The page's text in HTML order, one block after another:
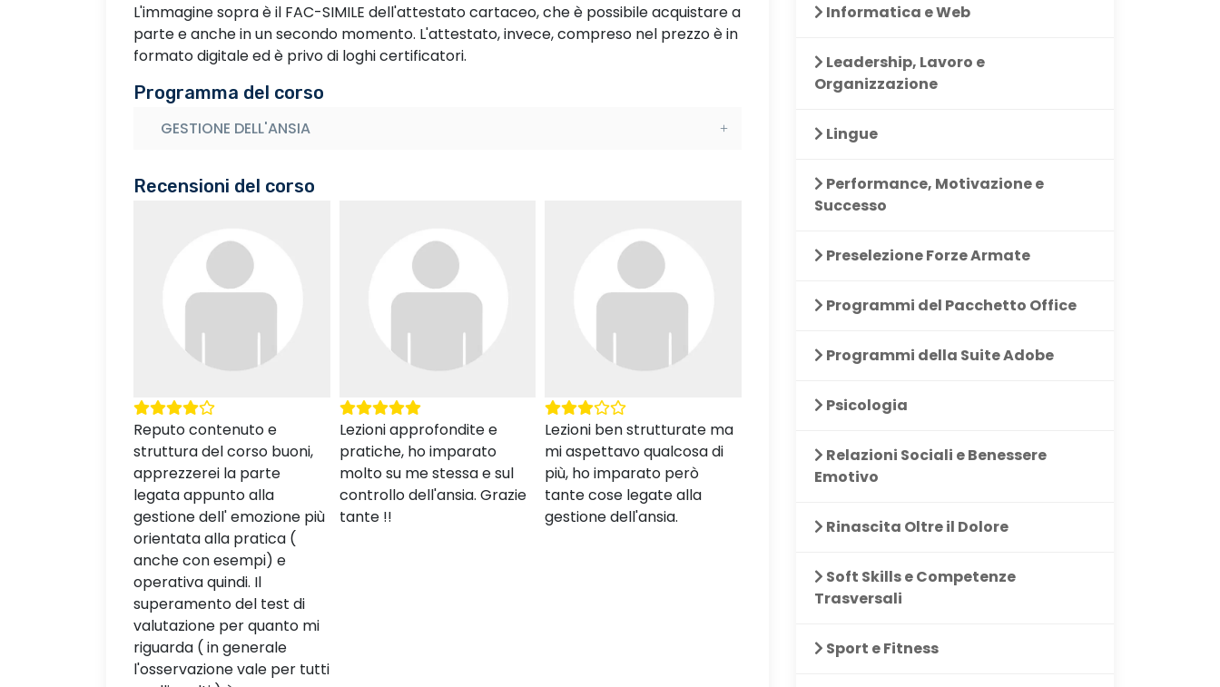
L'immagine sopra è il FAC-SIMILE dell'attestato cartaceo, che è possibile acquistare a
parte e anche in un secondo momento. L'attestato, invece, compreso nel prezzo è in
formato digitale ed è privo di loghi certificatori.
Programma del corso
GESTIONE DELL'ANSIA
Recensioni del corso
Lezioni approfondite e
pratiche, ho imparato
molto su me stessa e sul
controllo dell'ansia. Grazie
tante !!
Lezioni ben strutturate ma
mi aspettavo qualcosa di
più, ho imparato però
tante cose legate alla
gestione dell'ansia.
Istruttori empatici e
competenti. Il corso ha
superato le mie
aspettative, mi ha aiutato
molto
per chiunque lotti con
l'ansia. Consigliato
per chi cerca una base da
Informatica e Web
Leadership, Lavoro e
Organizzazione
Lingue
Performance, Motivazione e
Successo
Preselezione Forze Armate
Programmi del Pacchetto Office
Programmi della Suite Adobe
Psicologia
Relazioni Sociali e Benessere
Emotivo
Rinascita Oltre il Dolore
Soft Skills e Competenze
Trasversali
Sport e Fitness